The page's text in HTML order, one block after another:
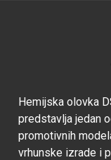
Hemijska olovka
predstavlja jedan
promotivnih
vrhunske izrade i